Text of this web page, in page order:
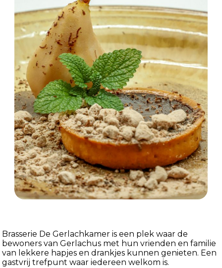
Brasserie De Gerlachkamer is een plek waar de
bewoners van Gerlachus met hun vrienden en familie
van lekkere hapjes en drankjes kunnen genieten. Een
gastvrij trefpunt waar iedereen welkom is.